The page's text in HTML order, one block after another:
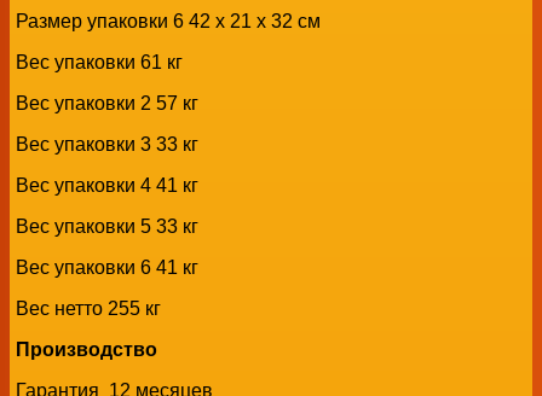
Размер упаковки 6 42 х 21 х 32 см
Вес упаковки 61 кг
Вес упаковки 2 57 кг
Вес упаковки 3 33 кг
Вес упаковки 4 41 кг
Вес упаковки 5 33 кг
Вес упаковки 6 41 кг
Вес нетто 255 кг
Производство
Гарантия 12 месяцев